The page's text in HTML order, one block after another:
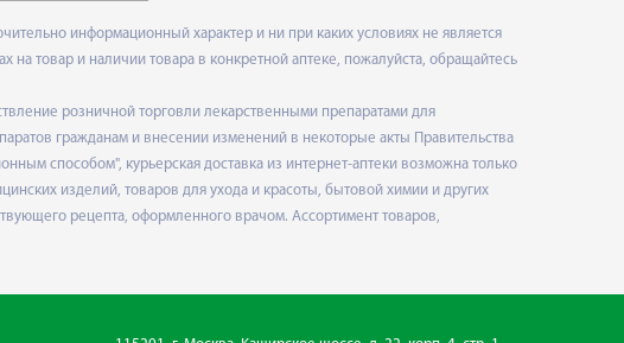
информационный характер и ни при каких условиях не является
товар и наличии товара в конкретной аптеке, пожалуйста, обращайтесь
розничной торговли лекарственными препаратами для
гражданам и внесении изменений в некоторые акты Правительства
способом", курьерская доставка из интернет-аптеки возможна только
изделий, товаров для ухода и красоты, бытовой химии и других
рецепта, оформленного врачом. Ассортимент товаров,